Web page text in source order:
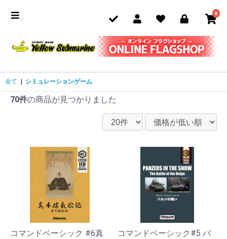
0
全て シミュレーションゲーム
70件の商品が見つかりました
コマンドベーシック #6真
コマンドベーシック#5 バ